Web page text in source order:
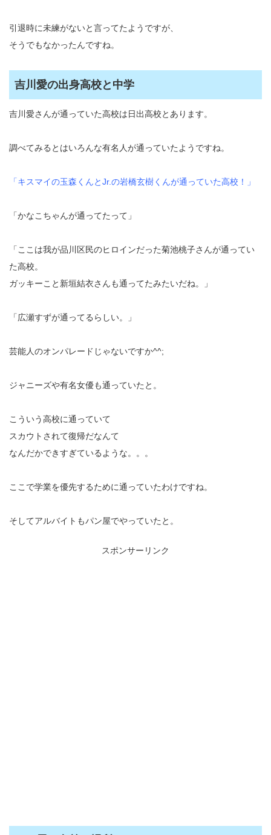
引退時に未練がないと言ってたようですが、
そうでもなかったんですね。
吉川愛の出身高校と中学
吉川愛さんが通っていた高校は日出高校とあります。
調べてみるとはいろんな有名人が通っていたようですね。
「キスマイの玉森くんとJr.の岩橋玄樹くんが通っていた高校！」
「かなこちゃんが通ってたって」
「ここは我が品川区民のヒロインだった菊池桃子さんが通ってい
た高校。
ガッキーこと新垣結衣さんも通ってたみたいだね。」
「広瀬すずが通ってるらしい。」
芸能人のオンパレードじゃないですか^^;
ジャニーズや有名女優も通っていたと。
こういう高校に通っていて
スカウトされて復帰だなんて
なんだかできすぎているような。。。
ここで学業を優先するために通っていたわけですね。
そしてアルバイトもパン屋でやっていたと。
スポンサーリンク